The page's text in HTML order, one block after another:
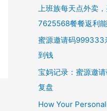
上班族每天点外卖
7625568餐餐返利
蜜源邀请码999333
到钱
宝妈记录：蜜源邀
复盘
How Your